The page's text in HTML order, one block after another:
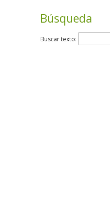
Búsqueda
Buscar texto: